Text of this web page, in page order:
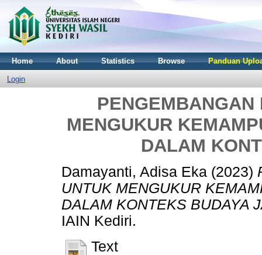
Home About Statistics Browse Panduan
Login
PENGEMBANGAN
MENGUKUR
DALAM
Damayanti, Adisa Eka (2023)
UNTUK MENGUKUR
DALAM KONTEKS BUDAYA
IAIN Kediri.
Text